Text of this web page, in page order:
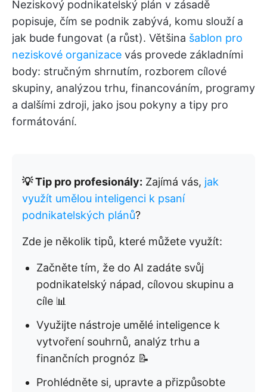
Neziskový podnikatelský plán v zásadě
popisuje, čím se podnik zabývá, komu slouží a
jak bude fungovat (a růst). Většina šablon pro
neziskové organizace vás provede základními
body: stručným shrnutím, rozborem cílové
skupiny, analýzou trhu, financováním, programy
a dalšími zdroji, jako jsou pokyny a tipy pro
formátování.
💡 Tip pro profesionály: Zajímá vás, jak
využít umělou inteligenci k psaní
podnikatelských plánů?
Zde je několik tipů, které můžete využít:
Začněte tím, že do AI zadáte svůj
podnikatelský nápad, cílovou skupinu a
cíle 📊
Využijte nástroje umělé inteligence k
vytvoření souhrnů, analýz trhu a
finančních prognóz 📝
Prohlédněte si, upravte a přizpůsobte